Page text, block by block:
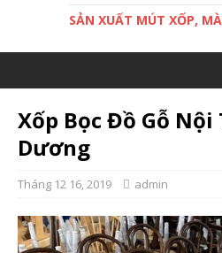
SẢN XUẤT MÚT XỐP,
Xốp Bọc Đồ Gỗ
Dương
Tháng 12 16, 2019 admin